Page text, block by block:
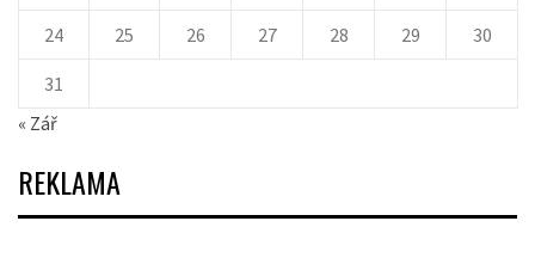
24 25 26 27 28 29 30
31
« Zář
REKLAMA